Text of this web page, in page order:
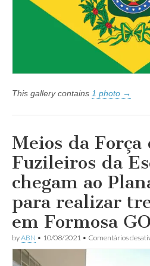
This gallery contains 1 photo →
Meios da Força
Fuzileiros da
chegam ao
para realizar
em Formosa GO
byABN • 10/08/2021 • Comentários